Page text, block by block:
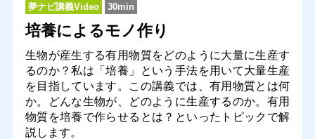
夢ナビ講義Video 30min
培養によるモノ作り
生物が産生する有用物質をどのように大量に生産す
るのか？私は「培養」という手法を用いて大量生産
を目指しています。この講義では、有用物質とは何
か。どんな生物が、どのように生産するのか。有用
物質を培養で作らせるとは？といったトピックで解
説します。